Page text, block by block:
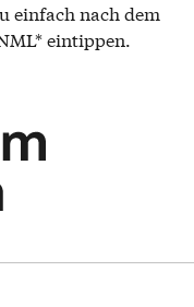
einfach nach dem
eintippen.